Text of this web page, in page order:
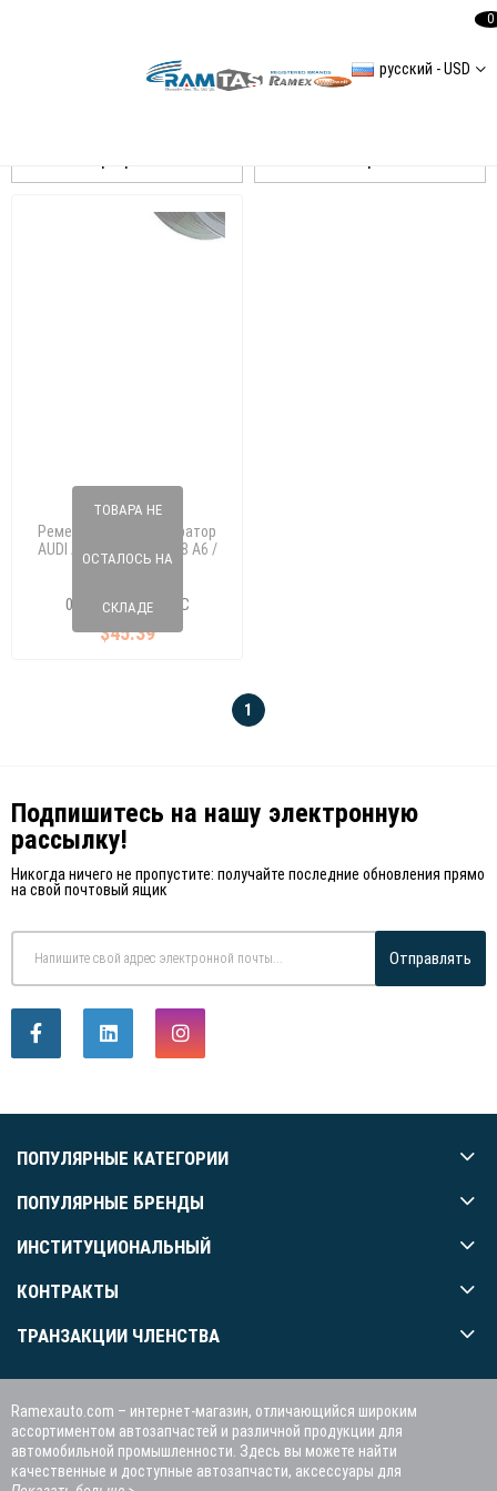
русский - USD
0
ТОВАРА НЕ
ОСТАЛОСЬ НА
СКЛАДЕ
Ременный шкив, генератор
AUDI A4 / A5 1,8 TFSI 08 A6 /
Q3 10 2.0 TFSI
$45.39
06H 903 119 A/B/C
1
Подпишитесь на нашу электронную
рассылку!
Никогда ничего не пропустите: получайте последние обновления прямо
на свой почтовый ящик
Отправлять
ПОПУЛЯРНЫЕ КАТЕГОРИИ
ПОПУЛЯРНЫЕ БРЕНДЫ
ИНСТИТУЦИОНАЛЬНЫЙ
КОНТРАКТЫ
ТРАНЗАКЦИИ ЧЛЕНСТВА
Ramexauto.com – интернет-магазин, отличающийся широким
ассортиментом автозапчастей и различной продукции для
автомобильной промышленности. Здесь вы можете найти
качественные и доступные автозапчасти, аксессуары для